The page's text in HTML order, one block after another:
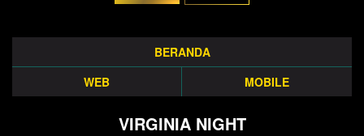
BERANDA
WEB
MOBILE
VIRGINIA NIGHT